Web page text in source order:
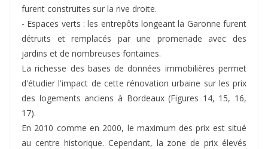
furent construites sur la rive droite.
- Espaces verts : les entrepôts longeant la Garonne furent
détruits et remplacés par une promenade avec des
jardins et de nombreuses fontaines.
La richesse des bases de données immobilières permet
d'étudier l'impact de cette rénovation urbaine sur les prix
des logements anciens à Bordeaux (Figures 14, 15, 16,
17).
En 2010 comme en 2000, le maximum des prix est situé
au centre historique. Cependant, la zone de prix élevés